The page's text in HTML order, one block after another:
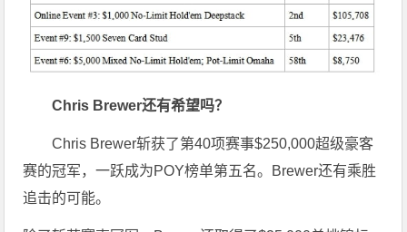
Chris Brewer还有希望吗？
Chris Brewer斩获了第40项赛事$250,000超级豪客
赛的冠军，一跃成为POY榜单第五名。Brewer还有乘胜
追击的可能。